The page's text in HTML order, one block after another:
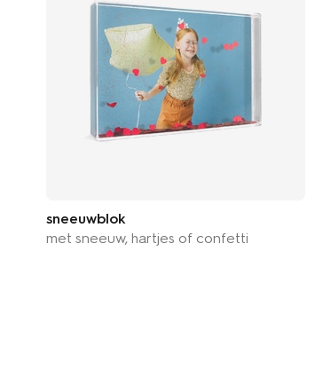
sneeuwblok
met sneeuw, hartjes of confetti